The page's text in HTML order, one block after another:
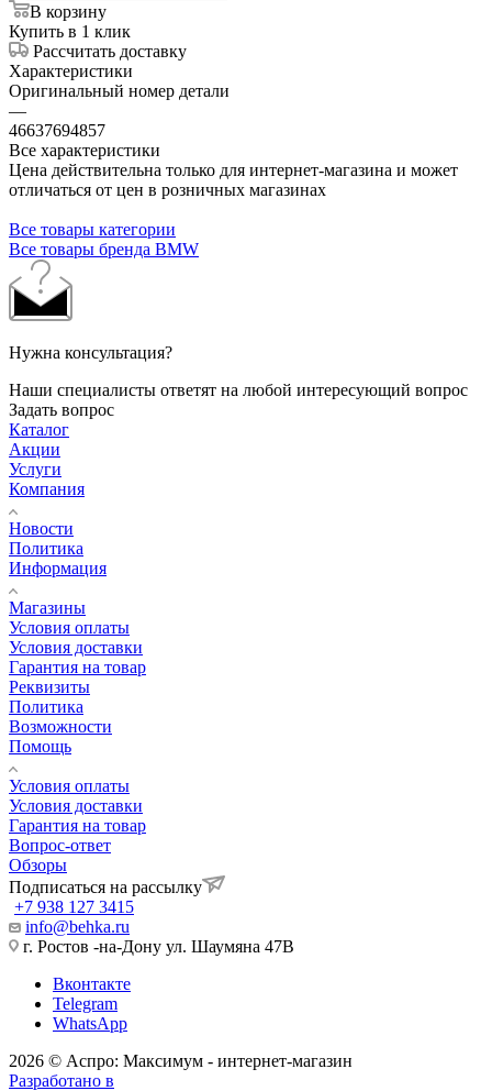
В корзину
Купить в 1 клик
Рассчитать доставку
Характеристики
Оригинальный номер детали
—
46637694857
Все характеристики
Цена действительна только для интернет-магазина и может
отличаться от цен в розничных магазинах
Все товары категории
Все товары бренда BMW
Нужна консультация?
Наши специалисты ответят на любой интересующий вопрос
Задать вопрос
Каталог
Акции
Услуги
Компания
Новости
Политика
Информация
Магазины
Условия оплаты
Условия доставки
Гарантия на товар
Реквизиты
Политика
Возможности
Помощь
Условия оплаты
Условия доставки
Гарантия на товар
Вопрос-ответ
Обзоры
Подписаться на рассылку
+7 938 127 3415
info@behka.ru
г. Ростов -на-Дону ул. Шаумяна 47В
Вконтакте
Telegram
WhatsApp
2026 © Аспро: Максимум - интернет-магазин
Разработано в